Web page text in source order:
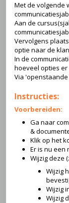
Met de volgende
Aan de
Vervolgens
optie naar de
In de
hoeveel opties er
Via
Instructies:
Voorbereiden:
Ga naar
&
Klik op het
Er is nu een
Wijzig deze
Wijzig
Wijzig
Wijzig